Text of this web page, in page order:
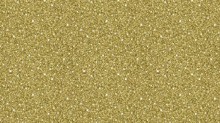
взрослых
бахрома
внешние
Шерсть на
выглядеть
короткой
ОКРАС:
черно â€“